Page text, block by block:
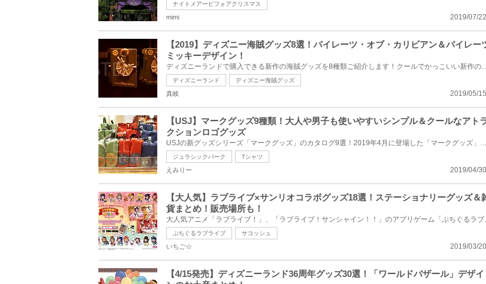
ナイトメアービフォアクリスマス
2019/07/22
mimi
【2019】ディズニー海賊グッズ8選！パイレーツ・オブ・カリビアン＆パイレー
ミッキーデザイン！
ディズニーランドで購入できる新作の海賊グッズを8種
ディズニーランド ディズニー海賊グッズ
2019/05/15
真岐
【USJ】マークグッズ9種類！大人や男子も使いやすいシンプル＆クールなアト
クションロゴグッズ
USJの新グッズシリーズ「マークグッズ」のカタログ9選！2019年4月に登場した「マークグッズ」シリーズは...
ジュラシックパーク Tシャツ
2019/04/30
えみりー
【大人気】ラブライブ×サンリオコラボグッズ18選！ステーショナリーグッズ＆
貨まとめ！販売場所も！
大人気アニメ「
ぷちぐるラブライブ サコッシュ
2019/03/20
いちご☆
【4/15発売】ディズニーランド36周年グッズ30選！「ワールドバザール」デザイ